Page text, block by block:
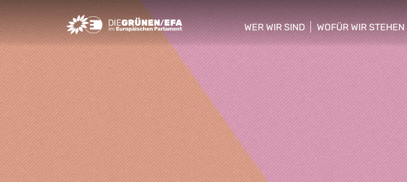
Greens/EFA Home
WER WIR SIND
show/hide sub menu
WOFÜR WIR STEHEN
show/hide sub menu